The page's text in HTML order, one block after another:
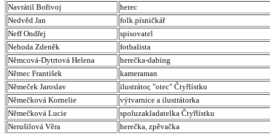
Navrátil Bořivoj
herec
Nedvěd Jan
folk.písničkář
Neff Ondřej
spisovatel
Nehoda Zdeněk
fotbalista
Němcová-Dytrtová Helena
herečka-dabing
Němec František
kameraman
Němeček Jaroslav
ilustrátor, "otec" Čtyřlístku
Němečková Kornelie
výtvarnice a ilustrátorka
Němečková Lucie
spoluzakladatelka Čtyřlístku
Nerušilová Věra
herečka, zpěvačka